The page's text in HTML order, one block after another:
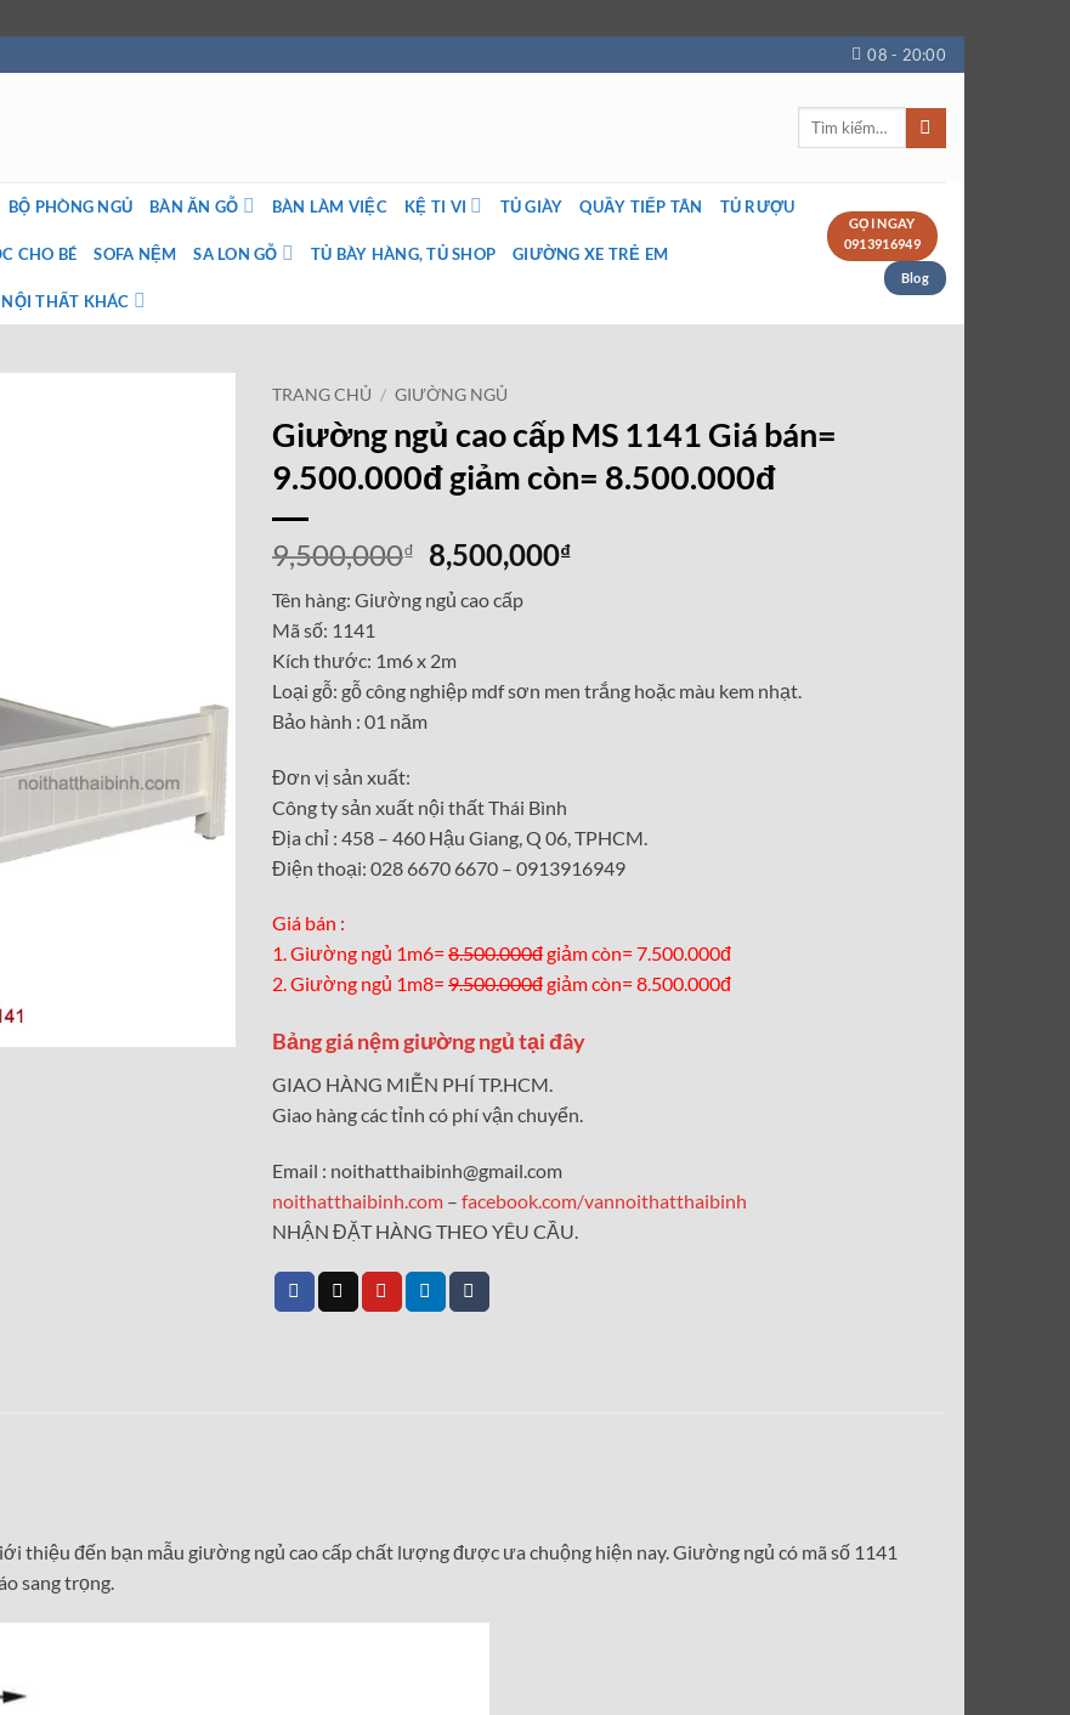
08 - 20:00
Tìm
BỘ PHÒNG NGỦ BÀN ĂN GỖ BÀN LÀM VIỆC KỆ TI VI TỦ GIÀY QUẦY TIẾP TÂN TỦ RƯỢU
CHO BÉ SOFA NỆM SA LON GỖ TỦ BÀY HÀNG, TỦ SHOP GIƯỜNG XE TRẺ EM
THẤT KHÁC
GỌI NGAY
0913916949
Blog
TRANG CHỦ / GIƯỜNG NGỦ
Giường ngủ cao cấp MS 1141 Giá bán=
9.500.000đ giảm còn= 8.500.000đ
9,500,000₫
Giá
gốc
là:
8,500,000₫Giá
Tên hàng: Giường ngủ cao cấp
Mã số: 1141
Kích thước: 1m6 x 2m
Loại gỗ: gỗ công nghiệp mdf sơn men trắng hoặc màu kem nhạt.
Bảo hành : 01 năm
Đơn vị sản xuất:
Công ty sản xuất nội thất Thái Bình
Địa chỉ : 458 – 460 Hậu Giang, Q 06, TPHCM.
Điện thoại: 028 6670 6670 – 0913916949
Giá bán :
1. Giường ngủ 1m6= 8.500.000đgiảm còn= 7.500.000đ
2. Giường ngủ 1m8= 9.500.000đgiảm còn= 8.500.000đ
Bảng giá nệm giường ngủ tại đây
GIAO HÀNG MIỄN PHÍ TP.HCM.
Giao hàng các tỉnh có phí vận chuyển.
Email : noithatthaibinh@gmail.com
noithatthaibinh.com – facebook.com/vannoithatthaibinh
NHẬN ĐẶT HÀNG THEO YÊU CẦU.
thiệu đến bạn mẫu giường ngủ cao cấp chất lượng được ưa chuộng hiện nay. Giường ngủ có mã số 1141
sang trọng.